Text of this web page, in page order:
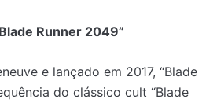
Runner 2049”
e lançado em 2017, “Blade
do clássico cult “Blade